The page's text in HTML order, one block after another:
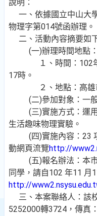
說明：
一、依據國立中山大
物理字第014號函辦理。
二、活動內容摘要如
(一)辦理時間地點：
１、時間：102年
17時。
２、地點：高雄市
(二)參加對象：一般
(三)實施方式：運用
生活趣味物理實驗。
(四)實施內容：23 項
動網頁流覽http://
(五)報名辦法：本市
同學，請自102 年11 月
http://
三、本案聯絡人：該
5252000轉3724，傳真